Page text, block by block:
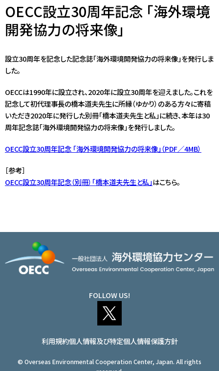
OECC設立30周年記念 「海外環境
開発協力の将来像」
設立30周年を記念した記念誌「海外環境開発協力の将来像」を発行しま
した。
OECCは1990年に設立され、2020年に設立30周年を迎えました。これを
記念して初代理事長の橋本道夫先生に所縁（ゆかり）のある方々に寄稿
いただき2020年に発行した別冊「橋本道夫先生と私」に続き、本年は30
周年記念誌「海外環境開発協力の将来像」を発行しました。
OECC設立30周年記念 「海外環境開発協力の将来像」（PDF／4MB）
［参考］
OECC設立30周年記念（別冊）「橋本道夫先生と私」はこちら。
FOLLOW US!
利用規約個人情報及び特定個人情報保護方針
© Overseas Environmental Cooperation Center, Japan. All rights